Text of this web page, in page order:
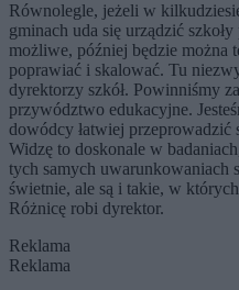
Równolegle, jeżeli w
gminach uda się urządzić
możliwe, później będzie można
poprawiać i skalować. Tu
dyrektorzy szkół. Powinniśmy
przywództwo edukacyjne.
dowódcy łatwiej
Widzę to doskonale w
tych samych uwarunkowaniach
świetnie, ale są i takie, w
Różnicę robi dyrektor.
Reklama
Reklama